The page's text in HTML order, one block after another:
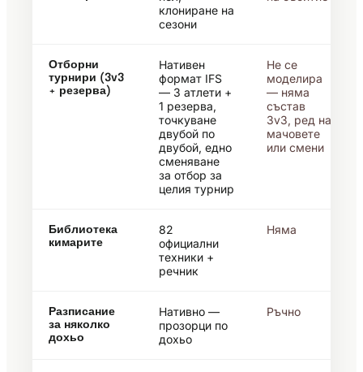
клониране на
сезони
Отборни
турнири (3v3
+ резерва)
Нативен
формат IFS
— 3 атлети +
1 резерва,
точкуване
двубой по
двубой, едно
сменяване
за отбор за
целия турнир
Не се
моделира
— няма
състав
3v3, ред на
мачовете
или смени
Библиотека
кимарите
82
официални
техники +
речник
Няма
Разписание
за няколко
дохьо
Нативно —
прозорци по
дохьо
Ръчно